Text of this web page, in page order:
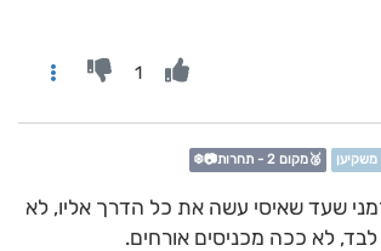
1
🥈מקום 2 - תחרות📷❄️
שעד שאיסי עשה את כל הדרך אליו, לא
לא ככה מכניסים אורחים.